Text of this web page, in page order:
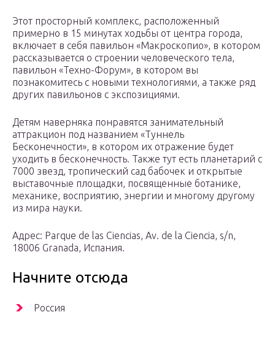
Этот просторный комплекс, расположенный
примерно в 15 минутах ходьбы от центра города,
включает в себя павильон «Макроскопио», в котором
рассказывается о строении человеческого тела,
павильон «Техно-Форум», в котором вы
познакомитесь с новыми технологиями, а также ряд
других павильонов с экспозициями.
Детям наверняка понравятся занимательный
аттракцион под названием «Туннель
Бесконечности», в котором их отражение будет
уходить в бесконечность. Также тут есть планетарий с
7000 звезд, тропический сад бабочек и открытые
выставочные площадки, посвященные ботанике,
механике, восприятию, энергии и многому другому
из мира науки.
Адрес: Parque de las Ciencias, Av. de la Ciencia, s/n,
18006 Granada, Испания.
Начните отсюда
Россия